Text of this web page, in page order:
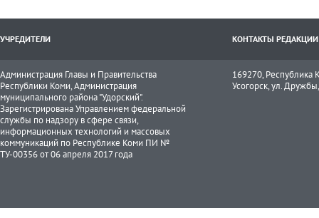
УЧРЕДИТЕЛИ КОНТАКТЫ РЕДАКЦИИ
Администрация Главы и Правительства
Республики Коми, Администрация
муниципального района "Удорский".
Зарегистрирована Управлением федеральной
службы по надзору в сфере связи,
информационных технологий и массовых
коммуникаций по Республике Коми ПИ №
ТУ-00356 от 06 апреля 2017 года
169270, Республика
Усогорск, ул.